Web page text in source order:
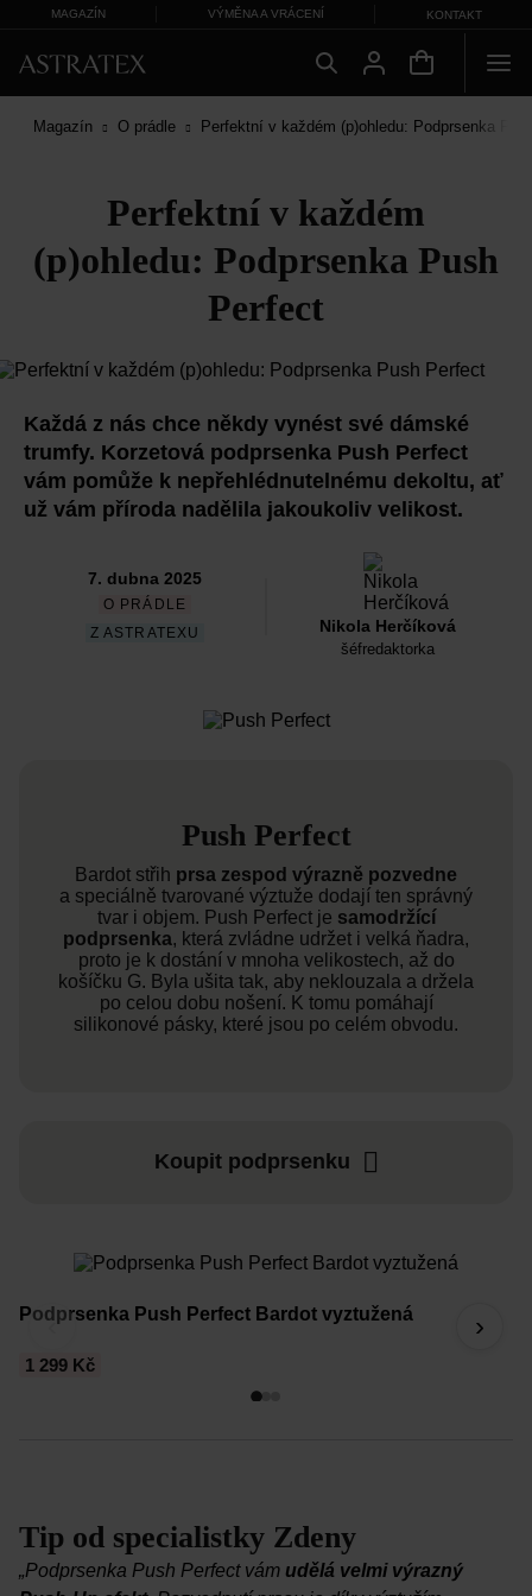
MAGAZÍN VÝMĚNA A VRÁCENÍ KONTAKT
Magazín O prádle Perfektní v každém (p)ohledu: Podprsenka
Perfektní v každém
(p)ohledu: Podprsenka Push
Perfect
Každá z nás chce někdy vynést své dámské
trumfy. Korzetová podprsenka Push Perfect
vám pomůže k nepřehlédnutelnému dekoltu, ať
už vám příroda nadělila jakoukoliv velikost.
7. dubna 2025
O PRÁDLE
Z ASTRATEXU
Nikola Herčíková
šéfredaktorka
Push Perfect
Bardot střih prsa zespod výrazně pozvedne
a speciálně tvarované výztuže dodají ten správný
tvar i objem. Push Perfect je samodržící
podprsenka, která zvládne udržet i velká ňadra,
proto je k dostání v mnoha velikostech, až do
košíčku G. Byla ušita tak, aby neklouzala a držela
po celou dobu nošení. K tomu pomáhají
silikonové pásky, které jsou po celém obvodu.
Koupit podprsenku
‹
Podprsenka Push Perfect Bardot vyztužená
1 299 Kč
›
Tip od specialistky Zdeny
„Podprsenka Push Perfect vám udělá velmi výrazný